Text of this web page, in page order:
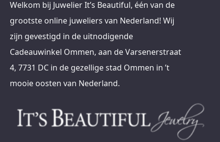
Welkom bij Juwelier It’s Beautiful, één van de
grootste online juweliers van Nederland! Wij
zijn gevestigd in de uitnodigende
Cadeauwinkel Ommen, aan de Varsenerstraat
4, 7731 DC in de gezellige stad Ommen in ’t
mooie oosten van Nederland.